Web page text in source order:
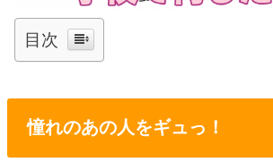
目次
憧れのあの人をギュっ！